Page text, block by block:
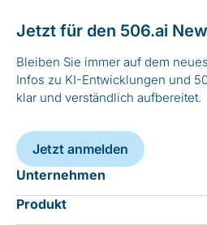
Jetzt für den 506.ai
Bleiben Sie immer auf dem
Infos zu KI-Entwicklungen und
klar und verständlich aufbereitet.
Jetzt anmelden
Unternehmen
Produkt